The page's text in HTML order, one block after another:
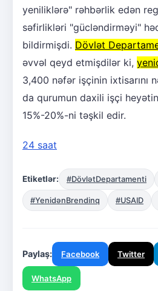
yeniliklərə" rəhbərlik edən
səfirlikləri "gücləndirməyi"
bildirmişdi. Dövlət
əvvəl qeyd etmişdilər ki,
3,400 nəfər işçinin ixtisarını
da qurumun daxili işçi
15%-20%-ni təşkil edir.
24 saat
Etiketlər: #DövlətDepartamenti
#YenidənBrendinq #USAID
Paylaş: Facebook Twitter
WhatsApp